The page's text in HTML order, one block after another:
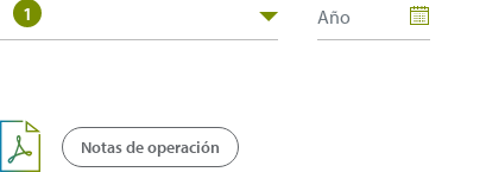
1
Notas de operación